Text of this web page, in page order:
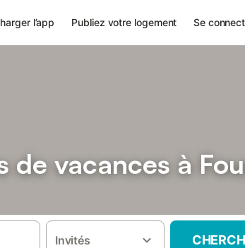
l’app Publiez votre logement Se
de vacances à
Invités